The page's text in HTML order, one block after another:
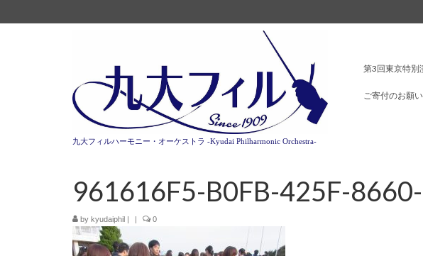
九大フィルハーモニー・オーケストラ -Kyudai Philharmonic Orchestra-
第3回東京特別
ご寄付のお願い
961616F5-B0FB-425F-
by kyudaiphil | | 0